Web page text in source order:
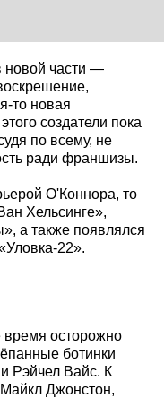
новой части —
то новая
создатели пока
по всему, не
ради франшизы.
О'Коннора, то
Хельсинге»,
а также появлялся
22».
время осторожно
ботинки
Рэйчел Вайс. К
Джонстон,